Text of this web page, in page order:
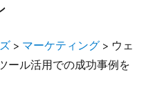
> マーケティング > ウェ
ール活用での成功事例を